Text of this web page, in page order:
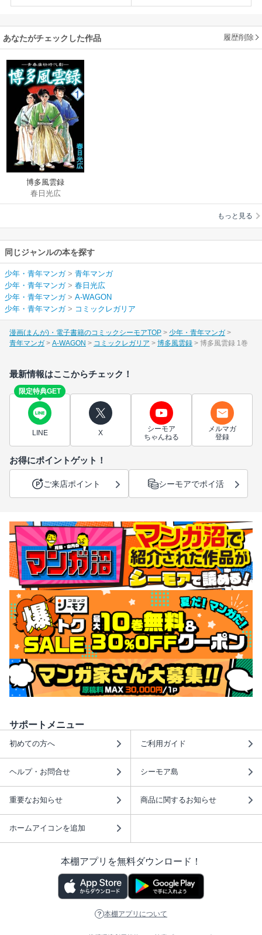
あなたがチェックした作品 履歴削除
博多風雲録
春日光広
もっと見る
同じジャンルの本を探す
少年・青年マンガ> 青年マンガ
少年・青年マンガ> 春日光広
少年・青年マンガ> A-WAGON
少年・青年マンガ> コミックレガリア
漫画(まんが)・電子書籍のコミックシーモアTOP
少年・青年マンガ
青年マンガ
A-WAGON コミックレガリア 博多風雲録 博多風雲録 1巻
最新情報はここからチェック！
限定特典GET
LINE X
シーモア
ちゃんねる
メルマガ
登録
お得にポイントゲット！
ご来店ポイント シーモアでポイ活
サポートメニュー
初めての方へ ご利用ガイド
ヘルプ・お問合せ シーモア島
重要なお知らせ 商品に関するお知らせ
ホームアイコンを追加
本棚アプリを無料ダウンロード！
本棚アプリについて